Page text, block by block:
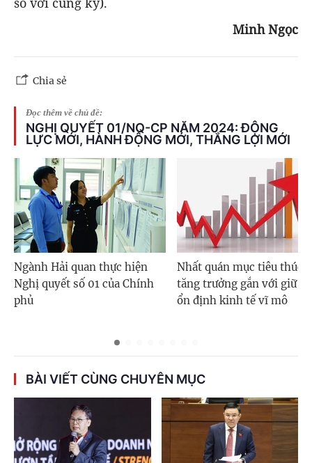
Minh Ngọc
Chia sẻ
Đọc thêm về chủ đề:
NGHỊ QUYẾT 01/NQ-CP NĂM 2024: ĐỘNG
LỰC MỚI, HÀNH ĐỘNG MỚI, THẮNG LỢI MỚI
Ngành Hải quan thực hiện
Nghị quyết số 01 của Chính
phủ
Nhất quán mục tiêu thúc
tăng trưởng gắn với giữ
ổn định kinh tế vĩ mô
BÀI VIẾT CÙNG CHUYÊN MỤC